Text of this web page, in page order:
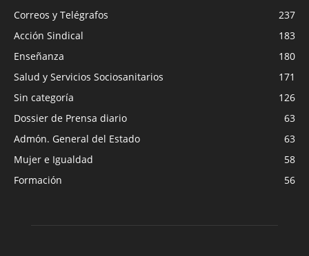
Correos y Telégrafos
237
Acción Sindical
183
Enseñanza
180
Salud y Servicios Sociosanitarios
171
Sin categoría
126
Dossier de Prensa diario
63
Admón. General del Estado
63
Mujer e Igualdad
58
Formación
56